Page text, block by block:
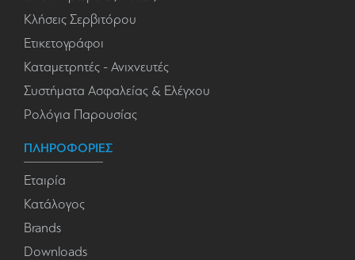
Κλήσεις Σερβιτόρου
Ετικετογράφοι
Καταμετρητές - Ανιχνευτές
Συστήματα Ασφαλείας & Ελέγχου
Ρολόγια Παρουσίας
ΠΛΗΡΟΦΟΡΙΕΣ
Εταιρία
Κατάλογος
Brands
Downloads